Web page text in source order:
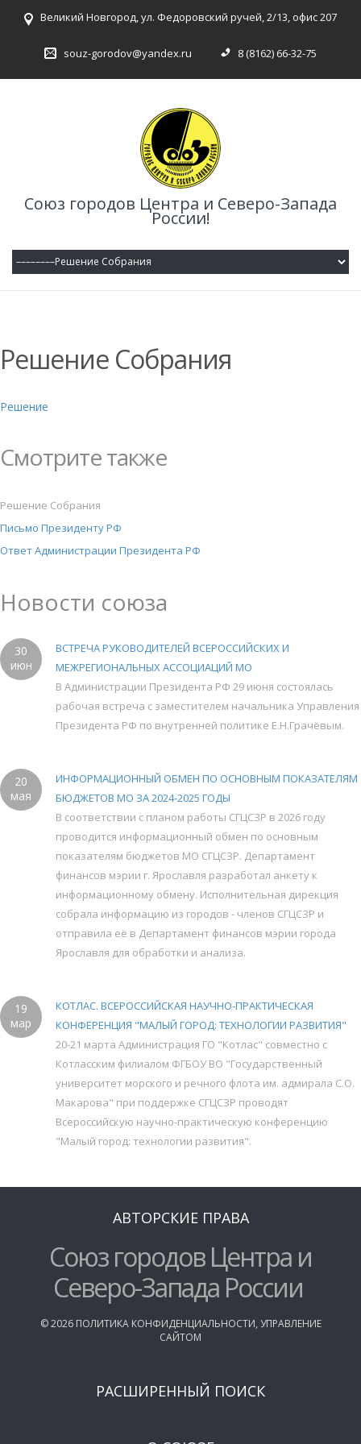
Великий Новгород, ул. Федоровский ручей, 2/13, офис 207
souz-gorodov@yandex.ru 8 (8162) 66-32-75
Союз городов Центра и Северо-Запада
России!
Решение Собрания
Решение
Смотрите также
Решение Собрания
Письмо Президенту РФ
Ответ Администрации Президента РФ
Новости союза
30
июн
ВСТРЕЧА РУКОВОДИТЕЛЕЙ ВСЕРОССИЙСКИХ И
МЕЖРЕГИОНАЛЬНЫХ АССОЦИАЦИЙ МО
В Администрации Президента РФ 29 июня состоялась
рабочая встреча с заместителем начальника Управления
Президента РФ по внутренней политике Е.Н.Грачёвым.
20
мая
ИНФОРМАЦИОННЫЙ ОБМЕН ПО ОСНОВНЫМ ПОКАЗАТЕЛЯМ
БЮДЖЕТОВ МО ЗА 2024-2025 ГОДЫ
В соответствии с планом работы СГЦСЗР в 2026 году
проводится информационный обмен по основным
показателям бюджетов МО СГЦСЗР. Департамент
финансов мэрии г. Ярославля разработал анкету к
информационному обмену. Исполнительная дирекция
собрала информацию из городов - членов СГЦСЗР и
отправила её в Департамент финансов мэрии города
Ярославля для обработки и анализа.
19
мар
КОТЛАС. ВСЕРОССИЙСКАЯ НАУЧНО-ПРАКТИЧЕСКАЯ
КОНФЕРЕНЦИЯ "МАЛЫЙ ГОРОД: ТЕХНОЛОГИИ РАЗВИТИЯ"
20-21 марта Администрация ГО "Котлас" совместно с
Котласским филиалом ФГБОУ ВО "Государственный
университет морского и речного флота им. адмирала С.О.
Макарова" при поддержке СГЦСЗР проводят
Всероссийскую научно-практическую конференцию
"Малый город: технологии развития".
АВТОРСКИЕ ПРАВА
Союз городов Центра и
Северо-Запада России
©2026 ПОЛИТИКА КОНФИДЕНЦИАЛЬНОСТИ, УПРАВЛЕНИЕ
САЙТОМ
РАСШИРЕННЫЙ ПОИСК